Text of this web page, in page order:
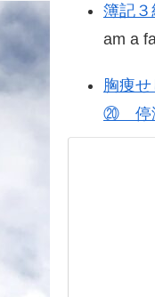
簿記３
am a
胸痩
⑳ 停